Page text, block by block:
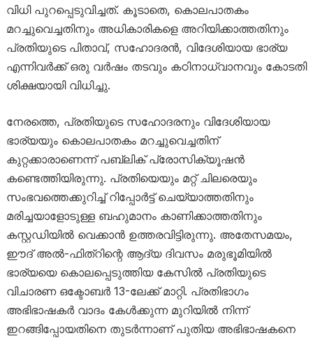
വിധി പുറപ്പെടുവിച്ചത്. കൂടാതെ, കൊലപാതകം
മറച്ചുവെച്ചതിനും അധികാരികളെ അറിയിക്കാത്തതിനും
പ്രതിയുടെ പിതാവ്, സഹോദരൻ, വിദേശിയായ ഭാര്യ
എന്നിവർക്ക് ഒരു വർഷം തടവും കഠിനാധ്വാനവും കോടതി
ശിക്ഷയായി വിധിച്ചു.
നേരത്തെ, പ്രതിയുടെ സഹോദരനും വിദേശിയായ
ഭാര്യയും കൊലപാതകം മറച്ചുവെച്ചതിന്
കുറ്റക്കാരാണെന്ന് പബ്ലിക് പ്രോസിക്യൂഷൻ
കണ്ടെത്തിയിരുന്നു. പ്രതിയെയും മറ്റ് ചിലരെയും
സംഭവത്തെക്കുറിച്ച് റിപ്പോർട്ട് ചെയ്യാത്തതിനും
മരിച്ചയാളോടുള്ള ബഹുമാനം കാണിക്കാത്തതിനും
കസ്റ്റഡിയിൽ വെക്കാൻ ഉത്തരവിട്ടിരുന്നു. അതേസമയം,
ഈദ് അൽ-ഫിത്റിന്റെ ആദ്യ ദിവസം മരുഭൂമിയിൽ
ഭാര്യയെ കൊലപ്പെടുത്തിയ കേസിൽ പ്രതിയുടെ
വിചാരണ ഒക്ടോബർ 13-ലേക്ക് മാറ്റി. പ്രതിഭാഗം
അഭിഭാഷകർ വാദം കേൾക്കുന്ന മുറിയിൽ നിന്ന്
ഇറങ്ങിപ്പോയതിനെ തുടർന്നാണ് പുതിയ അഭിഭാഷകനെ